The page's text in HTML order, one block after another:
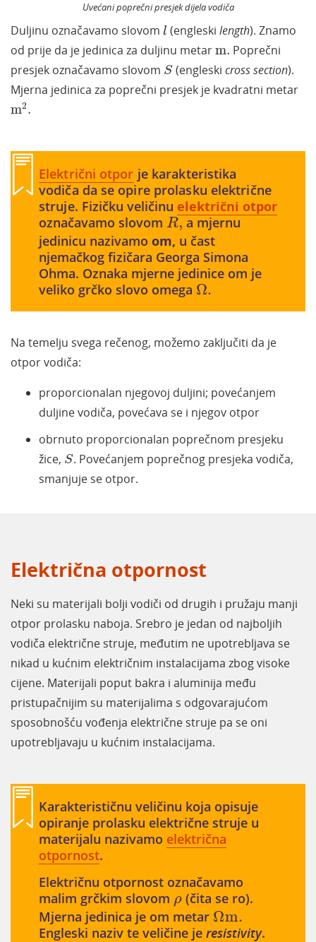
Uvećani poprečni presjek dijela vodiča
Duljinu označavamo slovom ll (engleski length). Znamo
od prije da je jedinica za duljinu metarm.
m. Poprečni
presjek označavamo slovom S
S(engleski cross section).
Mjerna jedinica za poprečni presjek je kvadratni metar
m2.
m2
Električni otpor je karakteristika
vodiča da se opire prolasku električne
struje. Fizičku veličinu električni otpor
označavamo slovom R,
R, a mjernu
jedinicu nazivamo om, u čast
njemačkog fizičara Georga Simona
Ohma. Oznaka mjerne jedinice om je
veliko grčko slovo omega Ω.
Ω.
Na temelju svega rečenog, možemo zaključiti da je
otpor vodiča:
proporcionalan njegovoj duljini; povećanjem
duljine vodiča, povećava se i njegov otpor
obrnuto proporcionalan poprečnom presjeku
žice, S
S. Povećanjem poprečnog presjeka vodiča,
smanjuje se otpor.
Električna otpornost
Neki su materijali bolji vodiči od drugih i pružaju manji
otpor prolasku naboja. Srebro je jedan od najboljih
vodiča električne struje, međutim ne upotrebljava se
nikad u kućnim električnim instalacijama zbog visoke
cijene. Materijali poput bakra i aluminija među
pristupačnijim su materijalima s odgovarajućom
sposobnošću vođenja električne struje pa se oni
upotrebljavaju u kućnim instalacijama.
Karakterističnu veličinu koja opisuje
opiranje prolasku električne struje u
materijalu nazivamo električna
otpornost.
Električnu otpornost označavamo
malim grčkim slovom ρ
ρ (čita se ro).
Mjerna jedinica je om metar Ωm.
Ωm.
Engleski naziv te veličine je resistivity.